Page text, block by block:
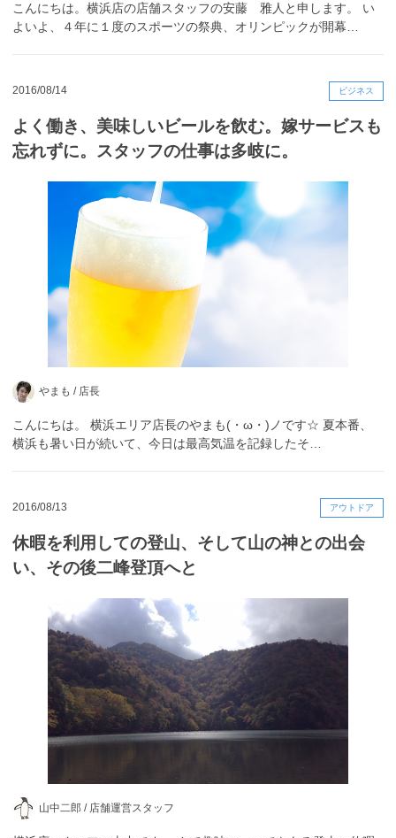
こんにちは。横浜店の店舗スタッフの安藤 雅人と申します。 い
よいよ、４年に１度のスポーツの祭典、オリンピックが開幕…
2016/08/14 ビジネス
よく働き、美味しいビールを飲む。嫁サービスも
忘れずに。スタッフの仕事は多岐に。
やまも / 店長
こんにちは。 横浜エリア店長のやまも(・ω・)ノです☆ 夏本番、
横浜も暑い日が続いて、今日は最高気温を記録したそ…
2016/08/13 アウトドア
休暇を利用しての登山、そして山の神との出会
い、その後二峰登頂へと
山中二郎 / 店舗運営スタッフ